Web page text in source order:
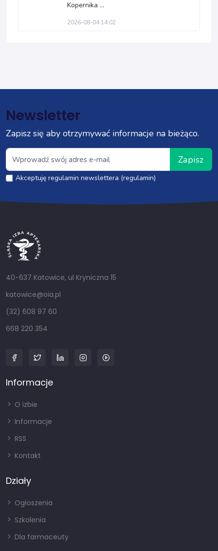
Kopernika ...
2026-08-04 14:02
Newsletter
Zapisz się aby otrzymywać informacje na bieżąco.
Zapisz
Akceptuję regulamin newslettera (regulamin)
40-637 Katowice, ul Kryniczna 15
katowice@oia.pl
(32) 608 97 60
668 220 354
Informacje
O izbie
Informacje
RSS
Kontakt
Działy
Ogłoszenia
Szkolenia
Dla farmaceuty